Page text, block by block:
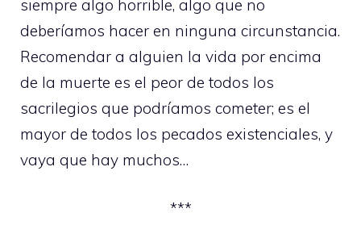
siempre algo horrible, algo que no
deberíamos hacer en ninguna circunstancia.
Recomendar a alguien la vida por encima
de la muerte es el peor de todos los
sacrilegios que podríamos cometer; es el
mayor de todos los pecados existenciales, y
vaya que hay muchos…
***